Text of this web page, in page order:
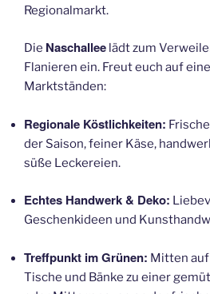
Regionalmarkt.
Die Naschallee lädt zum
Flanieren ein. Freut euch auf
Marktständen:
Regionale Köstlichkeiten:
der Saison, feiner Käse,
süße Leckereien.
Echtes Handwerk & Deko:
Geschenkideen und
Treffpunkt im Grünen: Mitten
Tische und Bänke zu einer